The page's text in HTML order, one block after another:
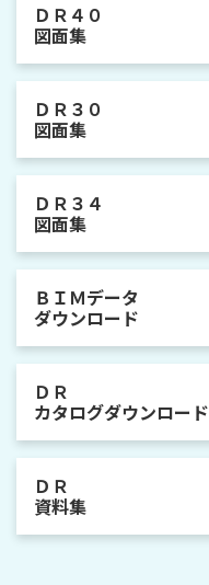
ＤＲ４０
図面集
ＤＲ３０
図面集
ＤＲ３４
図面集
ＢＩＭデータ
ダウンロード
ＤＲ
カタログダウンロード
ＤＲ
資料集